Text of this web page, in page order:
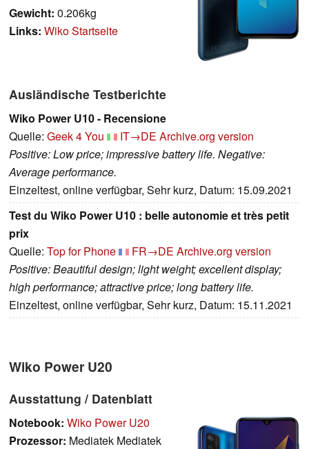
Gewicht: 0.206kg
Links: Wiko Startseite
Ausländische Testberichte
Wiko Power U10 - Recensione
Quelle: Geek 4 You IT→DE Archive.org version
Positive: Low price; impressive battery life. Negative:
Average performance.
Einzeltest, online verfügbar, Sehr kurz, Datum: 15.09.2021
Test du Wiko Power U10 : belle autonomie et très petit
prix
Quelle: Top for Phone FR→DE Archive.org version
Positive: Beautiful design; light weight; excellent display;
high performance; attractive price; long battery life.
Einzeltest, online verfügbar, Sehr kurz, Datum: 15.11.2021
Wiko Power U20
Ausstattung / Datenblatt
Notebook: Wiko Power U20
Prozessor: Mediatek Mediatek